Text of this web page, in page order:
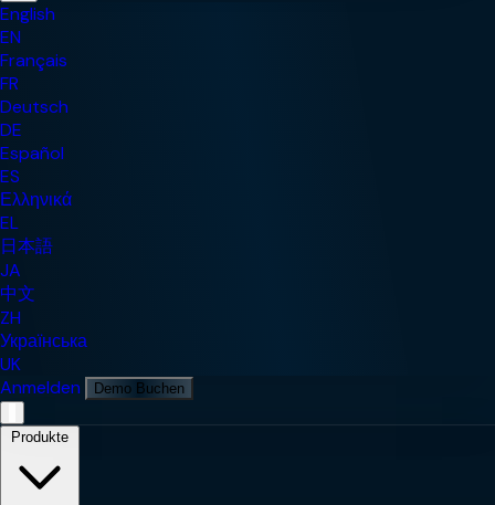
English
EN
Français
FR
Deutsch
DE
Español
ES
Ελληνικά
EL
日本語
JA
中文
ZH
Українська
UK
Anmelden
Demo Buchen
Mobile Navigationsmenü
Produkte